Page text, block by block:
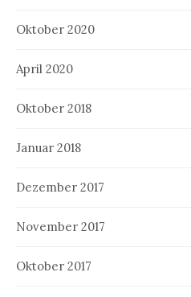
Oktober 2020
April 2020
Oktober 2018
Januar 2018
Dezember 2017
November 2017
Oktober 2017